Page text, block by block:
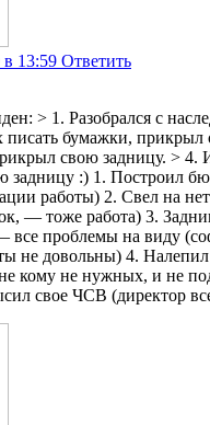
13:59 Ответить
> 1. Разобрался с
писать бумажки, прикрыл
свою задницу. > 4.
задницу :) 1. Построил
работы) 2. Свел на нет
— тоже работа) 3.
проблемы на виду
не довольны) 4.
кому не нужных, и не
свое ЧСВ (директор